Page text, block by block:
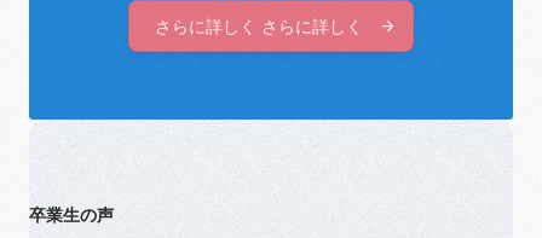
さらに詳しく さらに詳しく
さらに詳しく さらに詳しく
卒業生の声